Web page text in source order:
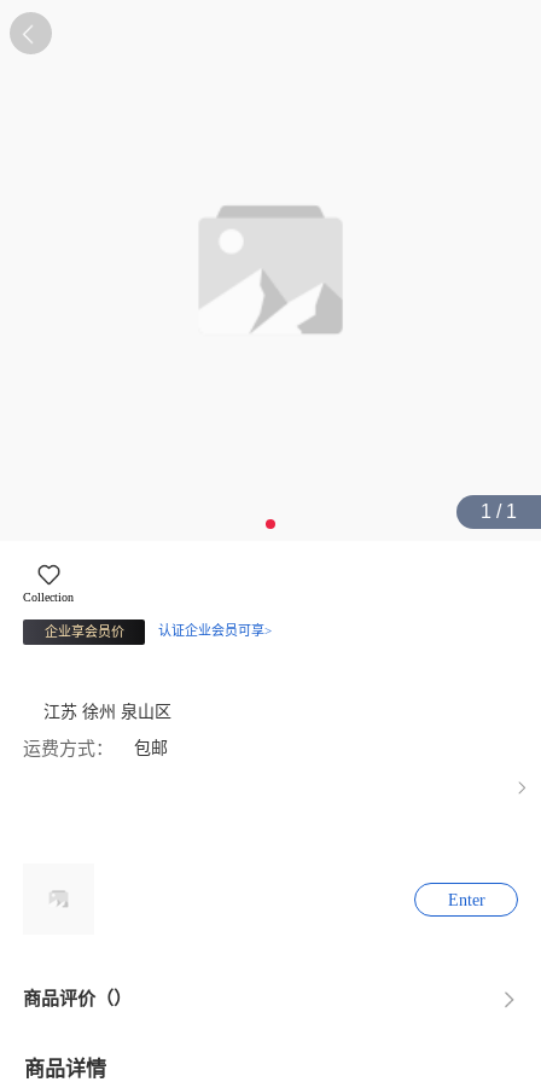
1 / 1
Collection
企业享会员价 认证企业会员可享>
江苏 徐州 泉山区
运费方式： 包邮
Enter
商品评价（）
商品详情